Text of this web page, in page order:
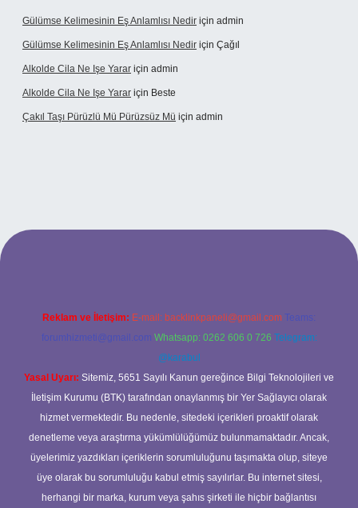
Gülümse Kelimesinin Eş Anlamlısı Nedir için admin
Gülümse Kelimesinin Eş Anlamlısı Nedir için Çağıl
Alkolde Cila Ne Işe Yarar için admin
Alkolde Cila Ne Işe Yarar için Beste
Çakıl Taşı Pürüzlü Mü Pürüzsüz Mü için admin
Reklam ve İletişim: E-mail: backlinkpaneli@gmail.com Teams:
forumhizmeti@gmail.com Whatsapp: 0262 606 0 726 Telegram:
@karabul
Yasal Uyarı: Sitemiz, 5651 Sayılı Kanun gereğince Bilgi Teknolojileri ve
İletişim Kurumu (BTK) tarafından onaylanmış bir Yer Sağlayıcı olarak
hizmet vermektedir. Bu nedenle, sitedeki içerikleri proaktif olarak
denetleme veya araştırma yükümlülüğümüz bulunmamaktadır. Ancak,
üyelerimiz yazdıkları içeriklerin sorumluluğunu taşımakta olup, siteye
üye olarak bu sorumluluğu kabul etmiş sayılırlar. Bu internet sitesi,
herhangi bir marka, kurum veya şahıs şirketi ile hiçbir bağlantısı